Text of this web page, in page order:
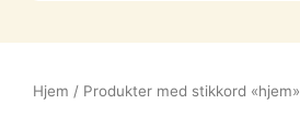
Hjem / Produkter med stikkord «hjem»